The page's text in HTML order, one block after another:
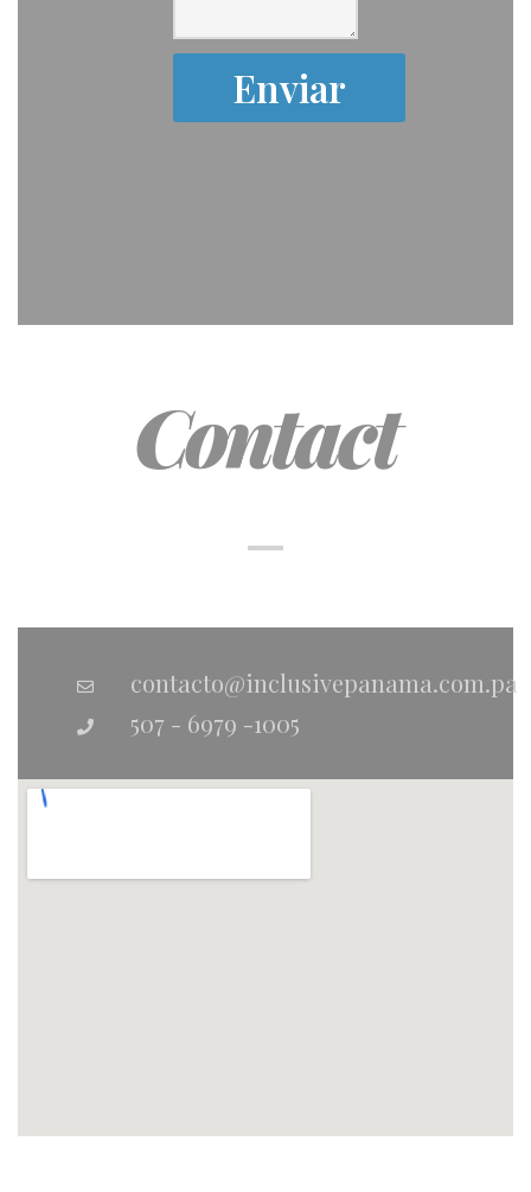
Contact
contacto@inclusivepanama.com.pa
507 - 6979 -1005